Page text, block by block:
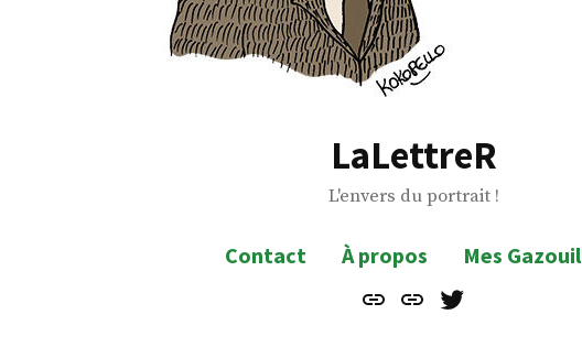
LaLettreR
L'envers du portrait !
Contact À propos
Mes
Contact
À
Mes